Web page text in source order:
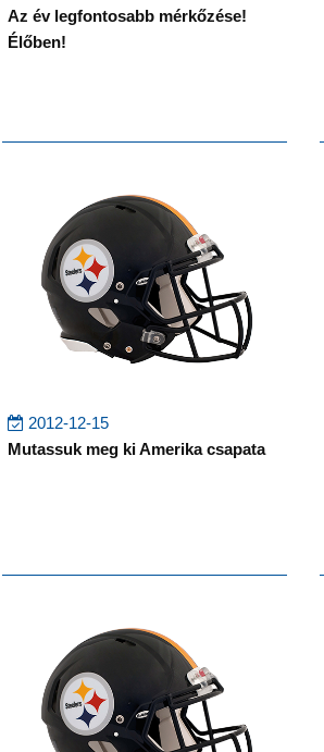
Az év legfontosabb mérkőzése!
Élőben!
2012-12-15
Mutassuk meg ki Amerika csapata